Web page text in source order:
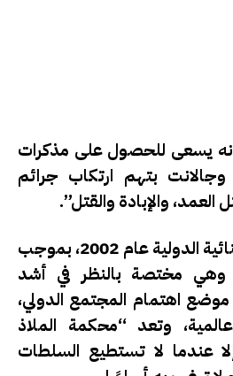
إنه يسعى للحصول على مذكرات
بتهم ارتكاب جرائم
والإبادة والقتل”.
تأسست المحكمة الجنائية الدولية عام 2002، بموجب
وهي مختصة بالنظر في أشد
اهتمام المجتمع الدولي،
وتعد “محكمة الملاذ
عندما لا تستطيع السلطات